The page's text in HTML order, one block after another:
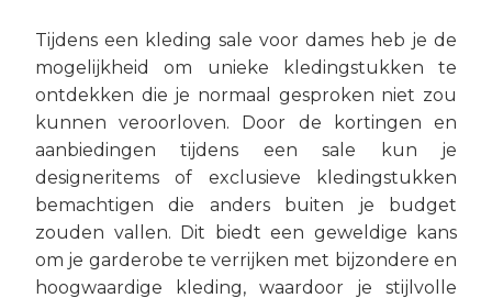
Tijdens een kleding sale voor dames heb je de
mogelijkheid om unieke kledingstukken te
ontdekken die je normaal gesproken niet zou
kunnen veroorloven. Door de kortingen en
aanbiedingen tijdens een sale kun je
designeritems of exclusieve kledingstukken
bemachtigen die anders buiten je budget
zouden vallen. Dit biedt een geweldige kans
om je garderobe te verrijken met bijzondere en
hoogwaardige kleding, waardoor je stijlvolle